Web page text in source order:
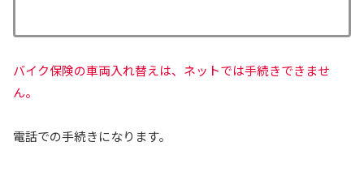
バイク保険の車両入れ替えは、ネットでは手続きできませ
ん。
電話での手続きになります。